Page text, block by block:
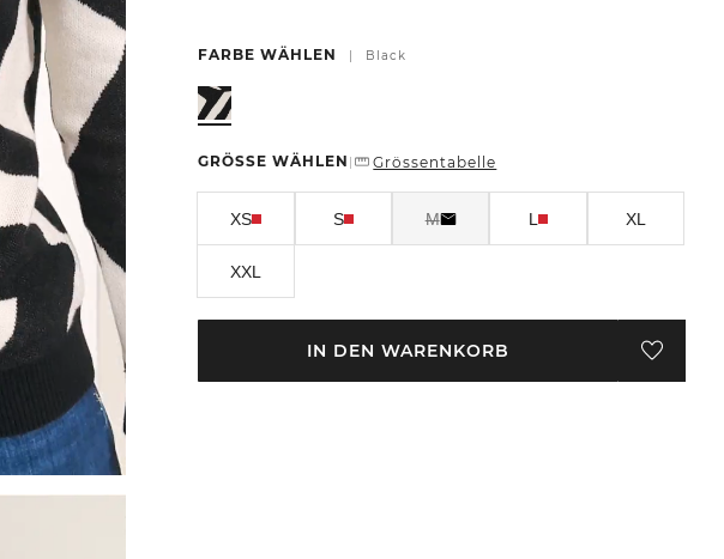
FARBE WÄHLEN | Black
GRÖSSE WÄHLEN | Grössentabelle
XS S M L XL
XXL
IN DEN WARENKORB